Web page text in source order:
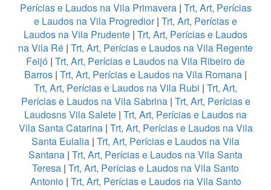
Perícias e Laudos na Vila Primavera| Trt, Art, Perícias
e Laudos na Vila Progredior| Trt, Art, Perícias e
Laudos na Vila Prudente | Trt, Art, Perícias e Laudos
na Vila Ré | Trt, Art, Perícias e Laudos na Vila Regente
Feijó | Trt, Art, Perícias e Laudos na Vila Ribeiro de
Barros | Trt, Art, Perícias e Laudos na Vila Romana |
Trt, Art, Perícias e Laudos na Vila Rubi | Trt, Art,
Perícias e Laudos na Vila Sabrina| Trt, Art, Perícias e
Laudosns Vila Salete | Trt, Art, Perícias e Laudos na
Vila Santa Catarina| Trt, Art, Perícias e Laudos na Vila
Santa Eulalia | Trt, Art, Perícias e Laudos na Vila
Santana | Trt, Art, Perícias e Laudos na Vila Santa
Teresa | Trt, Art, Perícias e Laudos na Vila Santo
Antonio| Trt, Art, Perícias e Laudos na Vila Santo